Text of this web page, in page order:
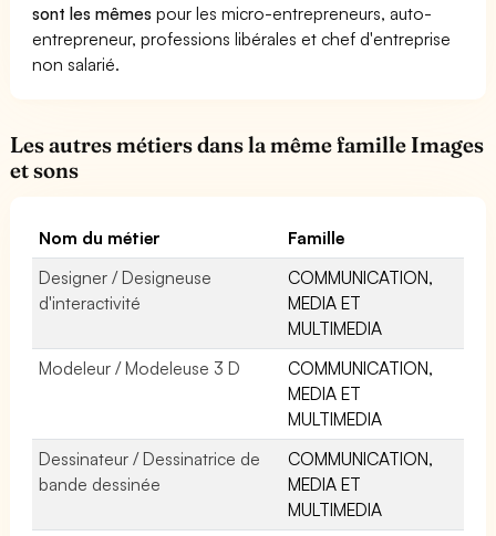
sont les mêmes pour les micro-entrepreneurs, auto-
entrepreneur, professions libérales et chef d'entreprise
non salarié.
Les autres métiers dans la même famille Images
et sons
Nom du métier
Famille
Designer / Designeuse
d'interactivité
COMMUNICATION,
MEDIA ET
MULTIMEDIA
Modeleur / Modeleuse 3 D
COMMUNICATION,
MEDIA ET
MULTIMEDIA
Dessinateur / Dessinatrice de
bande dessinée
COMMUNICATION,
MEDIA ET
MULTIMEDIA